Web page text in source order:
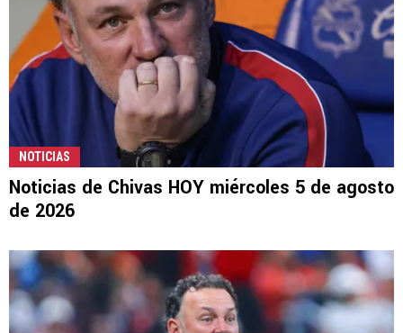
NOTICIAS
Noticias de Chivas HOY miércoles 5 de agosto
de 2026